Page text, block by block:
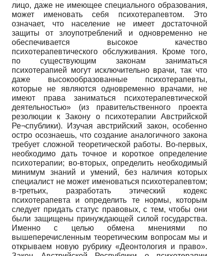
лицо, даже не имеющее специального образования,
может именовать себя психотерапевтом. Это
означает, что население не имеет достаточной
защиты от злоупотреблений и одновременно не
обеспечивается высокое качество
психотерапевтического обслуживания. Кроме того,
по существующим законам заниматься
психотерапией могут исключительно врачи, так что
даже высокообразованные психотерапевты,
которые не являются одновременно врачами, не
имеют права заниматься психотерапевтической
деятельностью» (из правительственного проекта
резолюции к Закону о психотерапии Австрийской
Ре¬спублики). Изучая австрийский закон, особенно
остро осознаешь, что создание аналогичного закона
требует сложной теоретической работы. Во-первых,
необходимо дать точное и короткое определение
психотерапии; во-вторых, определить необходимый
минимум знаний и умений, без наличия которых
специалист не может именоваться психотерапевтом;
в-третьих, разработать этический кодекс
психотерапевта и определить те нормы, которым
следует придать статус правовых, с тем, чтобы они
были защищены принуждающей силой государства.
Именно с целью обмена мнениями по
вышеперечисленным теоретическим вопросам мы и
открываем новую рубрику «Деонтология и право».